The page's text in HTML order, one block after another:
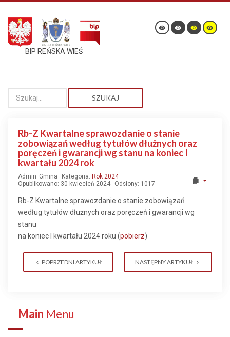
BIP REŃSKA WIEŚ
SZUKAJ
Rb-Z Kwartalne sprawozdanie o stanie
zobowiązań według tytułów dłużnych oraz
poręczeń i gwarancji wg stanu na koniec I
kwartału 2024 rok
Admin_Gmina Kategoria: Rok 2024
Opublikowano: 30 kwiecień 2024
Odsłony: 1017
Rb-Z Kwartalne sprawozdanie o stanie zobowiązań
według tytułów dłużnych oraz poręczeń i gwarancji wg
stanu
na koniec I kwartału 2024 roku (pobierz)
POPRZEDNI ARTYKUŁ NASTĘPNY ARTYKUŁ
Main Menu